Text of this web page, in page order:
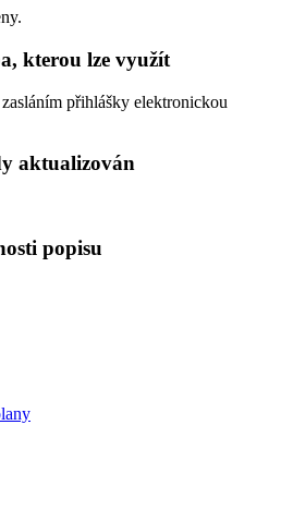
kterou lze využít
přihlášky elektronickou
aktualizován
popisu